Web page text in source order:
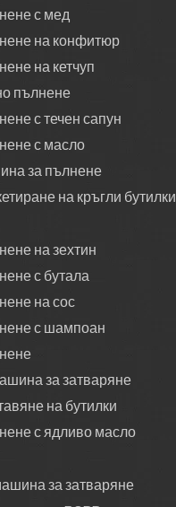
с мед
на конфитюр
на кетчуп
пълнене
с течен сапун
с масло
за пълнене
на кръгли бутилки
на зехтин
с бутала
на сос
с шампоан
за затваряне
на бутилки
с ядливо масло
за затваряне